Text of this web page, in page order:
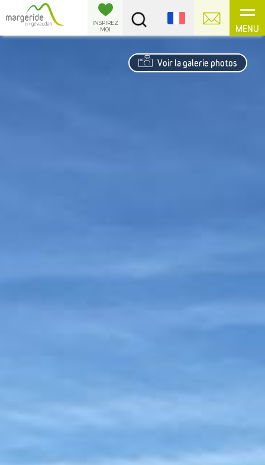
MENU
INSPIREZ
MOI
Voir la galerie photos
Panneau de gestion des cookies